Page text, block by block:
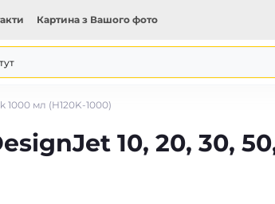
Картина з Вашого фото
1000 мл (H120K-1000)
10, 20, 30,